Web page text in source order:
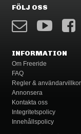
FÖLJ OSS
INFORMATION
Om Freeride
FAQ
Regler & användarvillkor
Annonsera
Kontakta oss
Integritetspolicy
Innehållspolicy